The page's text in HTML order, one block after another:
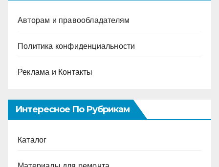
Авторам и правообладателям
Политика конфиденциальности
Реклама и Контакты
Интересное По Рубрикам
Каталог